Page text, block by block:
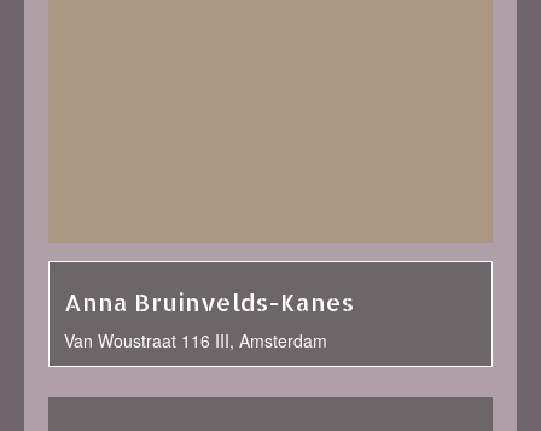
Anna Bruinvelds-Kanes
Van Woustraat 116 III, Amsterdam